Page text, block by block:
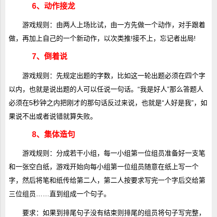
6、动作接龙
游戏规则：由两人上场比试，由一方先做一个动作，对手跟着
做，再加上自己的一个新动作，以次类推!接不上，忘记者出局!
7、倒着说
游戏规则：先规定出题的字数，比如这一轮出题必须在四个字
以内，也就是说出题的人可以任说一句话。“我是好人”那么答题人
必须在5秒钟之内把刚才的那句话反过来说，也就是“人好是我”，如
果说不出或者说错就算失败。
8、集体造句
游戏规则：分成若干小组，每一小组第一位组员准备好一支笔
和一张空白纸，游戏开始向每小组第一位组员随意在纸上写一个
字，然后将笔和纸传给第二人，第二人按要求写完一个字后交给第
三位组员……直到组成一个句子。
要求：如果到排尾句子没有结束则排尾的组员将句子写完整，